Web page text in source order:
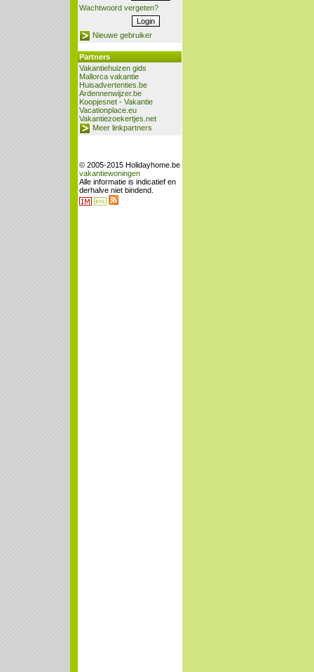
Wachtwoord vergeten?
Nieuwe gebruiker
Partners
Vakantiehuizen gids
Mallorca vakantie
Huisadvertenties.be
Ardennenwijzer.be
Koopjesnet - Vakantie
Vacationplace.eu
Vakantiezoekertjes.net
Meer linkpartners
© 2005-2015 Holidayhome.be
vakantiewoningen
Alle informatie is indicatief en
derhalve niet bindend.